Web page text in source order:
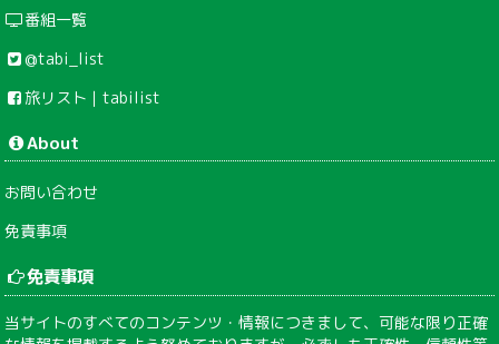
番組一覧
@tabi_list
旅リスト｜tabilist
About
お問い合わせ
免責事項
免責事項
当サイトのすべてのコンテンツ・情報につきまして、可能な限り正確